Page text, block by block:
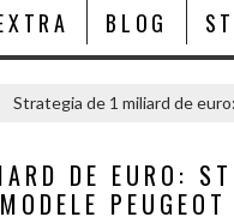
BLOG
Strategia de 1 miliard de
DE EURO: